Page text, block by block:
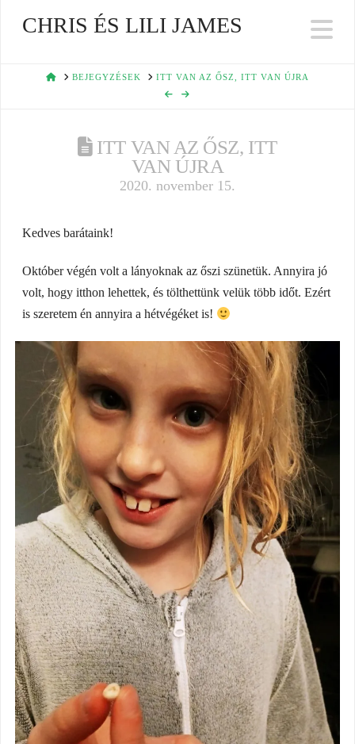
CHRIS ÉS LILI JAMES
HOMEBEJEGYZÉSEK ITT VAN AZ ŐSZ, ITT VAN ÚJRA
ITT VAN AZ ŐSZ, ITT
VAN ÚJRA
2020. november 15.
Kedves barátaink!
Október végén volt a lányoknak az őszi szünetük. Annyira jó
volt, hogy itthon lehettek, és tölthettünk velük több időt. Ezért
is szeretem én annyira a hétvégéket is!